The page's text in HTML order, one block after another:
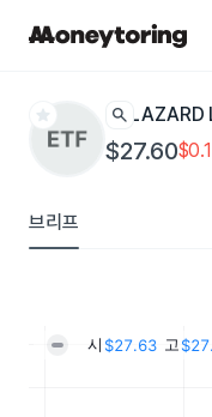
star search LAZARD
$27.60
브리프